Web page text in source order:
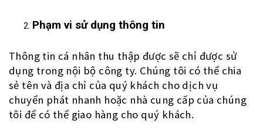
Phạm vi sử dụng thông tin
Thông tin cá nhân thu thập được sẽ chỉ được sử
dụng trong nội bộ công ty. Chúng tôi có thể chia
sẻ tên và địa chỉ của quý khách cho dịch vụ
chuyển phát nhanh hoặc nhà cung cấp của chúng
tôi để có thể giao hàng cho quý khách.